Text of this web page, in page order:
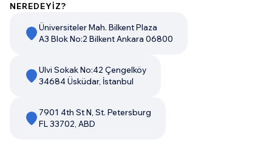
NEREDEYİZ?
Üniversiteler Mah. Bilkent Plaza
A3 Blok No:2 Bilkent Ankara 06800
Ulvi Sokak No:42 Çengelköy
34684 Üsküdar, İstanbul
7901 4th St N, St. Petersburg
FL 33702, ABD